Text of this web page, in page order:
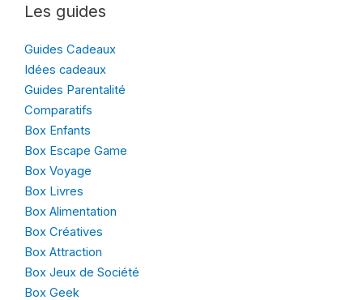
Les guides
Guides Cadeaux
Idées cadeaux
Guides Parentalité
Comparatifs
Box Enfants
Box Escape Game
Box Voyage
Box Livres
Box Alimentation
Box Créatives
Box Attraction
Box Jeux de Société
Box Geek